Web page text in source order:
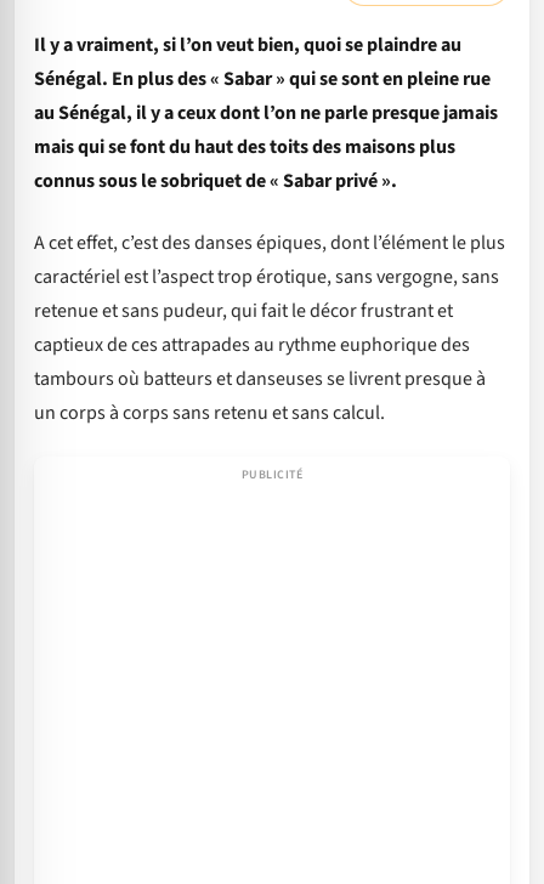
Il y a vraiment, si l’on veut bien, quoi se plaindre au
Sénégal. En plus des « Sabar » qui se sont en pleine rue
au Sénégal, il y a ceux dont l’on ne parle presque jamais
mais qui se font du haut des toits des maisons plus
connus sous le sobriquet de « Sabar privé ».
A cet effet, c’est des danses épiques, dont l’élément le plus
caractériel est l’aspect trop érotique, sans vergogne, sans
retenue et sans pudeur, qui fait le décor frustrant et
captieux de ces attrapades au rythme euphorique des
tambours où batteurs et danseuses se livrent presque à
un corps à corps sans retenu et sans calcul.